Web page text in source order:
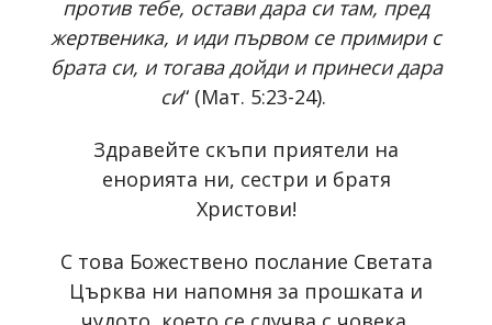
против тебе, остави дара си там, пред
жертвеника, и иди първом се примири с
брата си, и тогава дойди и принеси дара
си“ (Мат. 5:23-24).
Здравейте скъпи приятели на
енорията ни, сестри и братя
Христови!
С това Божествено послание Светата
Църква ни напомня за прошката и